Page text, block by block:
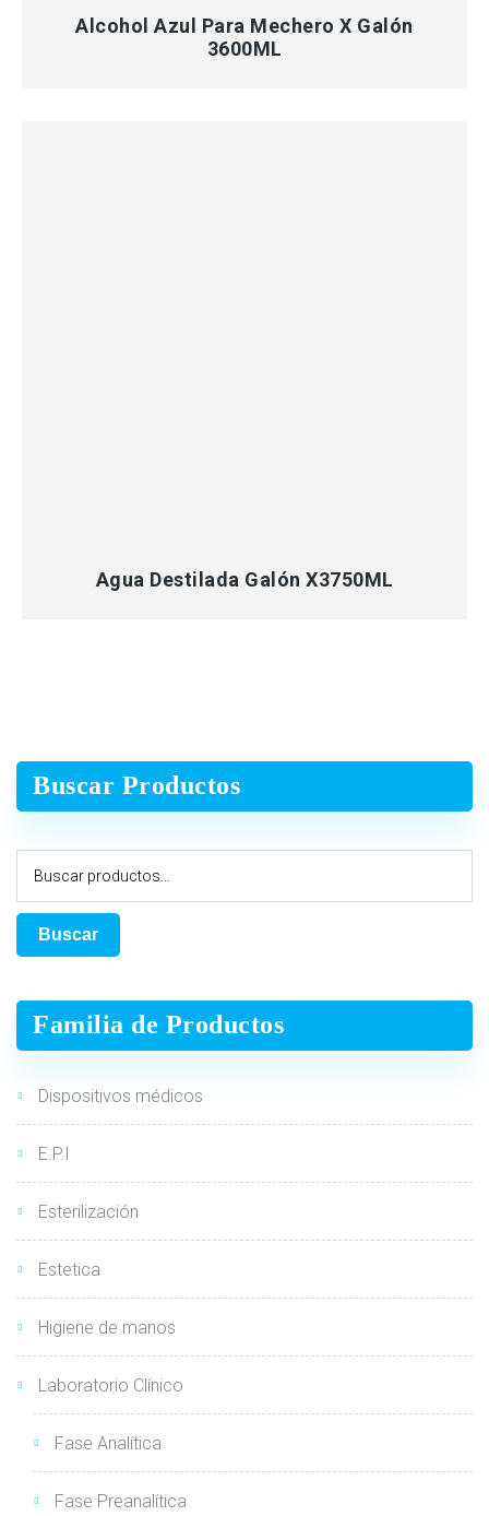
Alcohol Azul Para Mechero X Galón
3600ML
Agua Destilada Galón X3750ML
Buscar Productos
Buscar
Familia de Productos
Dispositivos médicos
E.P.I
Esterilización
Estetica
Higiene de manos
Laboratorio Clínico
Fase Analítica
Fase Preanalítica